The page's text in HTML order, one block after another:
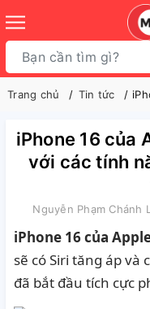
Trang chủ Tin tức
iPhone 16 của
với các tính
Nguyễn Phạm Chánh
iPhone 16 của
sẽ có Siri tăng áp và
đã bắt đầu tích cực